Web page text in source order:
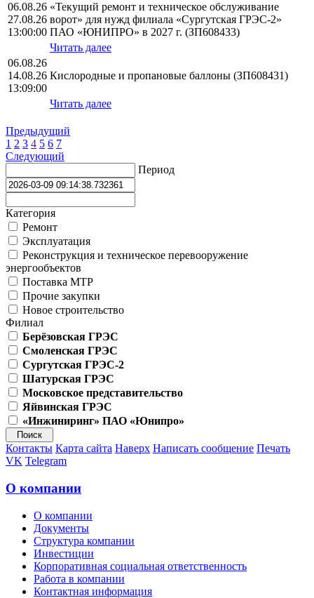
06.08.26
27.08.26
13:00:00
«Текущий ремонт и техническое обслуживание
ворот» для нужд филиала «Сургутская ГРЭС-2»
ПАО «ЮНИПРО» в 2027 г. (ЗП608433)
Читать далее
06.08.26
14.08.26
13:09:00
Кислородные и пропановые баллоны (ЗП608431)
Читать далее
Предыдущий
1 2 3 4 5 6 7
Следующий
Период
Категория
Ремонт
Эксплуатация
Реконструкция и техническое перевооружение
энергообъектов
Поставка МТР
Прочие закупки
Новое строительство
Филиал
Берёзовская ГРЭС
Смоленская ГРЭС
Сургутская ГРЭС-2
Шатурская ГРЭС
Московское представительство
Яйвинская ГРЭС
«Инжиниринг» ПАО «Юнипро»
Контакты Карта сайта Наверх Написать сообщение Печать
VK Telegram
О компании
О компании
Документы
Структура компании
Инвестиции
Корпоративная социальная ответственность
Работа в компании
Контактная информация